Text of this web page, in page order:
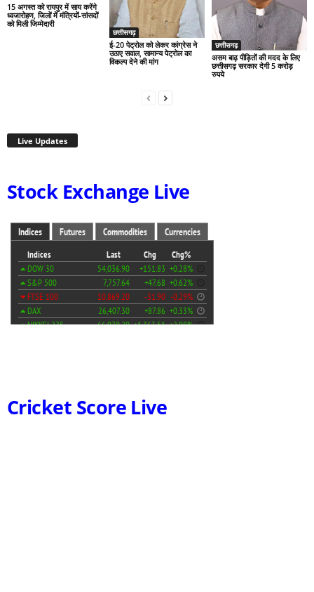
15 अगस्त को रायपुर में साय करेंगे
ध्वजारोहण, जिलों में मंत्रियों-सांसदों
को मिली जिम्मेदारी
छत्तीसगढ़
ई-20 पेट्रोल को लेकर कांग्रेस ने
उठाए सवाल, सामान्य पेट्रोल का
विकल्प देने की मांग
छत्तीसगढ़
असम बाढ़ पीड़ितों की मदद के लिए
छत्तीसगढ़ सरकार देगी 5 करोड़
रुपये
Live Updates
Stock Exchange Live
Cricket Score Live